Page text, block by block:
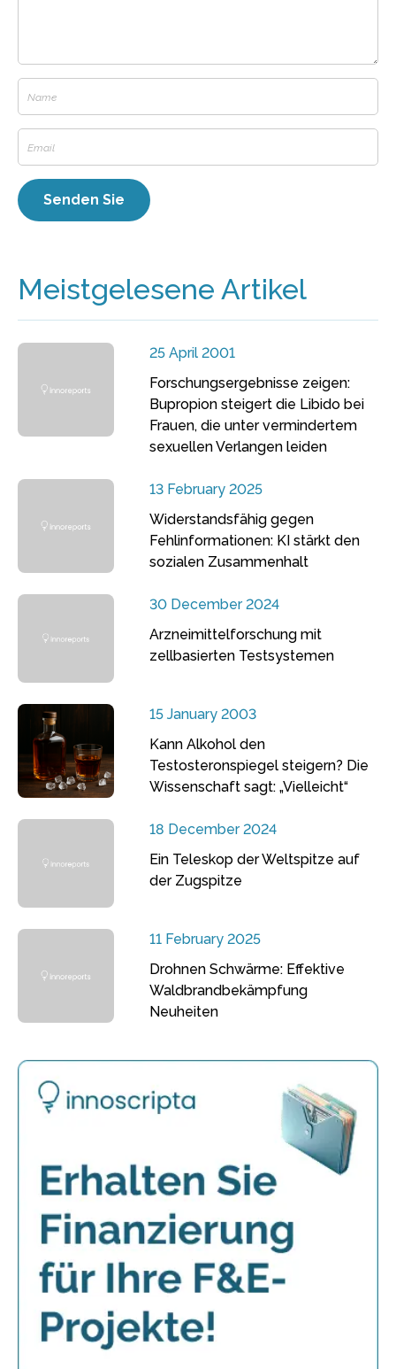
Meistgelesene Artikel
25 April 2001
Forschungsergebnisse zeigen:
Bupropion steigert die Libido bei
Frauen, die unter vermindertem
sexuellen Verlangen leiden
13 February 2025
Widerstandsfähig gegen
Fehlinformationen: KI stärkt den
sozialen Zusammenhalt
30 December 2024
Arzneimittelforschung mit
zellbasierten Testsystemen
15 January 2003
Kann Alkohol den
Testosteronspiegel steigern? Die
Wissenschaft sagt: „Vielleicht“
18 December 2024
Ein Teleskop der Weltspitze auf
der Zugspitze
11 February 2025
Drohnen Schwärme: Effektive
Waldbrandbekämpfung
Neuheiten